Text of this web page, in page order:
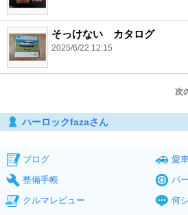
そっけない カタログ
2025/6/22 12:15
次
ハーロックfazaさん
ブログ
愛
整備手帳
パ
クルマレビュー
何